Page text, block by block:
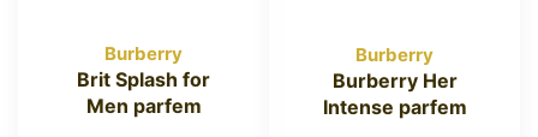
Burberry
Brit Splash for
Men parfem
Burberry
Burberry Her
Intense parfem